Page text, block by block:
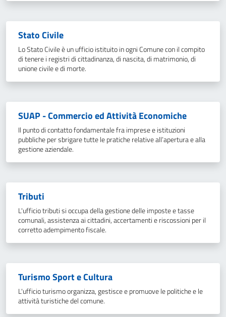
Stato Civile
Lo Stato Civile è un ufficio istituito in ogni Comune con il compito
di tenere i registri di cittadinanza, di nascita, di matrimonio, di
unione civile e di morte.
SUAP - Commercio ed Attività Economiche
Il punto di contatto fondamentale fra imprese e istituzioni
pubbliche per sbrigare tutte le pratiche relative all’apertura e alla
gestione aziendale.
Tributi
L'ufficio tributi si occupa della gestione delle imposte e tasse
comunali, assistenza ai cittadini, accertamenti e riscossioni per il
corretto adempimento fiscale.
Turismo Sport e Cultura
L'ufficio turismo organizza, gestisce e promuove le politiche e le
attività turistiche del comune.